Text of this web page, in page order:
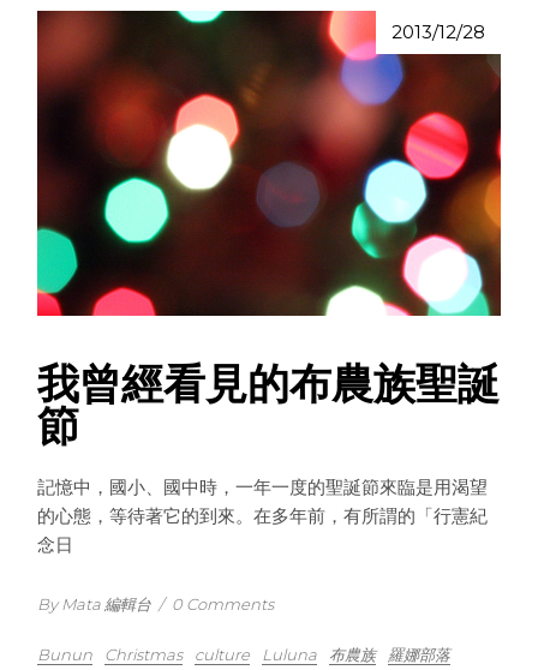
2013/12/28
我曾經看見的布農族聖誕
節
記憶中，國小、國中時，一年一度的聖誕節來臨是用渴望
的心態，等待著它的到來。在多年前，有所謂的「行憲紀
念日
By Mata 編輯台 / 0 Comments
Bunun Christmas culture Luluna 布農族
羅娜部落